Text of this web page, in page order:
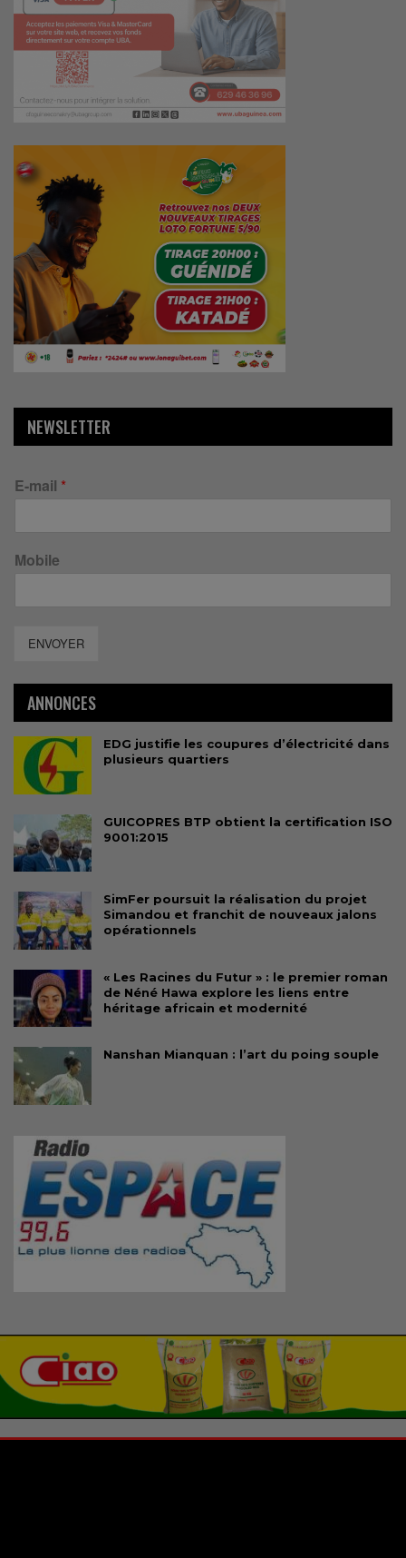
NEWSLETTER
E-mail *
Mobile
ENVOYER
ANNONCES
EDG justifie les coupures d’électricité dans
plusieurs quartiers
GUICOPRES BTP obtient la certification ISO
9001:2015
SimFer poursuit la réalisation du projet
Simandou et franchit de nouveaux jalons
opérationnels
« Les Racines du Futur » : le premier roman
de Néné Hawa explore les liens entre
héritage africain et modernité
Nanshan Mianquan : l’art du poing souple